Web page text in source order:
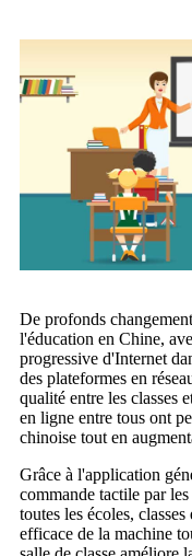
De profonds
l'éducation en Chine,
progressive d'Internet
des plateformes en
qualité entre les classes
en ligne entre tous ont
chinoise tout en
Grâce à l'application
commande tactile par
toutes les écoles,
efficace de la machine